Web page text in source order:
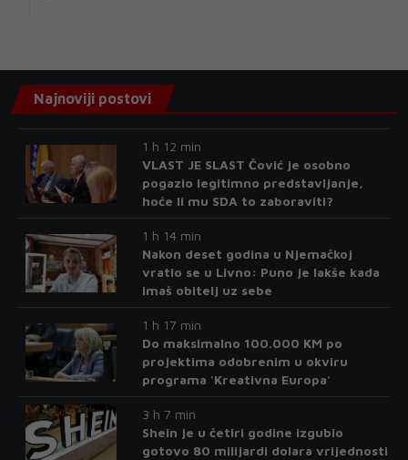
Najnoviji postovi
1 h 12 min
VLAST JE SLAST Čović je osobno
pogazio legitimno predstavljanje,
hoće li mu SDA to zaboraviti?
1 h 14 min
Nakon deset godina u Njemačkoj
vratio se u Livno: Puno je lakše kada
imaš obitelj uz sebe
1 h 17 min
Do maksimalno 100.000 KM po
projektima odobrenim u okviru
programa 'Kreativna Europa'
3 h 7 min
Shein je u četiri godine izgubio
gotovo 80 milijardi dolara vrijednosti